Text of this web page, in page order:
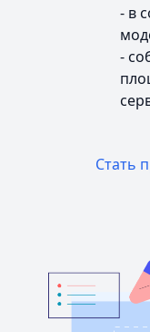
- в
-
Стать